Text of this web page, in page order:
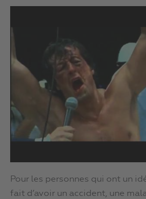
Pour les personnes qui ont un
fait d’avoir un accident, une